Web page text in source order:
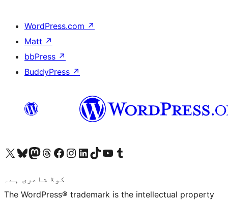
WordPress.com ↗
Matt ↗
bbPress ↗
BuddyPress ↗
Visit our X (formerly Twitter) account
ہمارے بلیواسکائی اکاؤنٹ پر جائیں
Visit our Mastodon account
ہمارے ٹھریڈز اکاؤنٹ پر جائیں
Visit our Facebook page
Visit our Instagram account
Visit our LinkedIn account
ہمارے ٹک ٹاک اکاؤنٹ پر جائیں
Visit our YouTube channel
ہمارے ٹمبلر اکاؤنٹ پر جائیں
کوڈ شاعری ہے۔
The WordPress® trademark is the intellectual property